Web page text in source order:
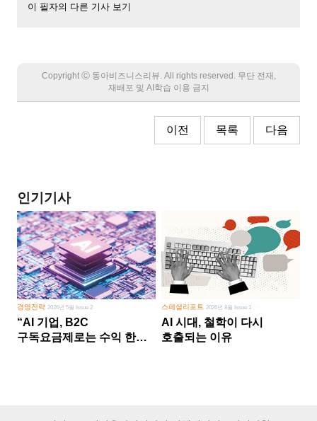
이 필자의 다른 기사 보기
Copyright Ⓒ 동아비즈니스리뷰. All rights reserved. 무단 전재,
재배포 및 AI학습 이용 금지
이전 목록 다음
인기기사
경영전략 2026년 5월 Issue 2
“AI 기업, B2C
구독요금제로는 수익 한계
스페셜리포트 2026년 8월 Issue 1
AI 시대, 철학이 다시
호출되는 이유